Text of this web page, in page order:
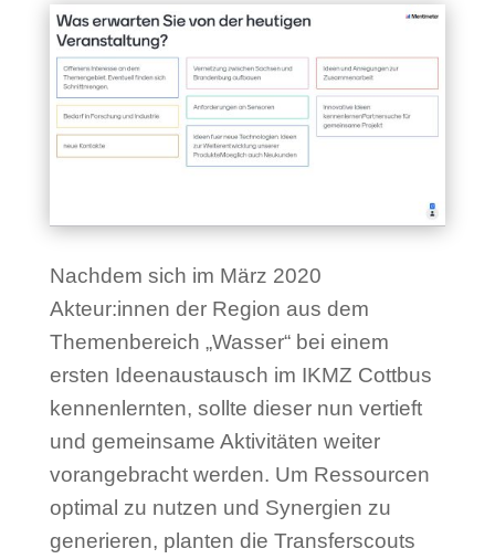
Nachdem sich im März 2020
Akteur:innen der Region aus dem
Themenbereich „Wasser“ bei einem
ersten Ideenaustausch im IKMZ Cottbus
kennenlernten, sollte dieser nun vertieft
und gemeinsame Aktivitäten weiter
vorangebracht werden. Um Ressourcen
optimal zu nutzen und Synergien zu
generieren, planten die Transferscouts